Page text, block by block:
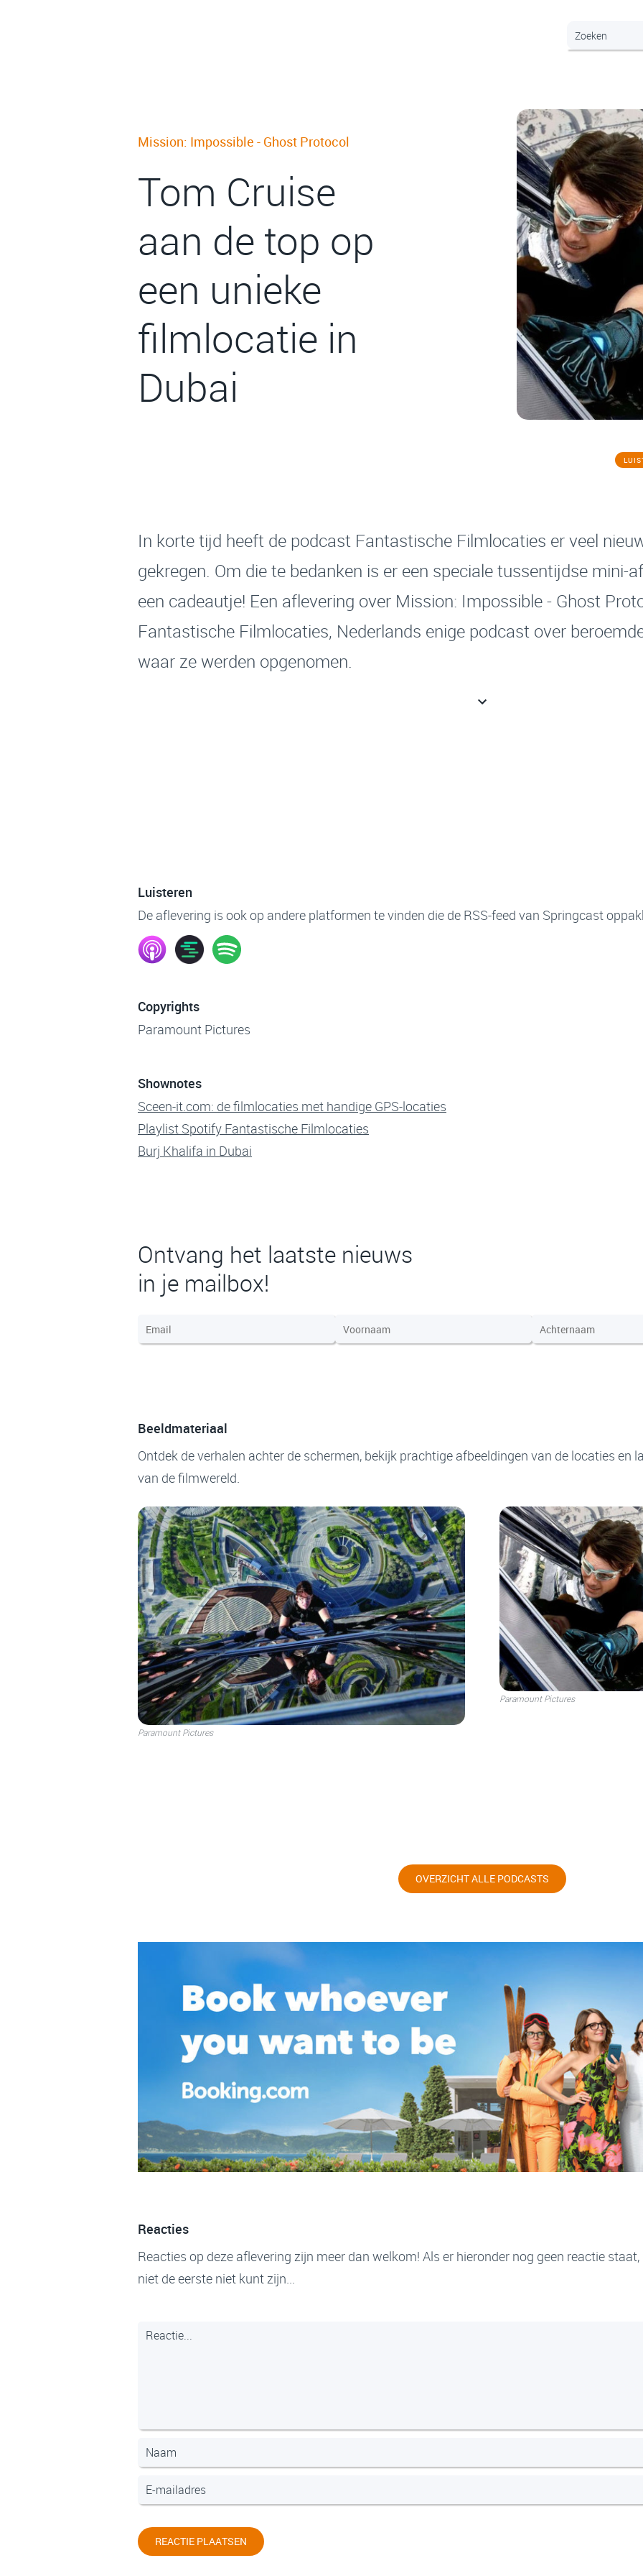
Mission: Impossible - Ghost Protocol
Tom Cruise
aan de top op
een unieke
filmlocatie in
Dubai
In korte tijd heeft de podcast Fantastische Filmlocaties er veel
gekregen. Om die te bedanken is er een speciale tussentijdse mini-
een cadeautje! Een aflevering over Mission: Impossible - Ghost
Fantastische Filmlocaties, Nederlands enige podcast over
waar ze werden opgenomen.
Luisteren
De aflevering is ook op andere platformen te vinden die de RSS-feed van Springcast
Copyrights
Paramount Pictures
Shownotes
Sceen-it.com: de filmlocaties met handige GPS-locaties
Playlist Spotify Fantastische Filmlocaties
Burj Khalifa in Dubai
Ontvang het laatste nieuws
in je mailbox!
Beeldmateriaal
Ontdek de verhalen achter de schermen, bekijk prachtige afbeeldingen van de locaties en
van de filmwereld.
Paramount Pictures
Paramount Pictures
OVERZICHT ALLE PODCASTS
Reacties
Reacties op deze aflevering zijn meer dan welkom! Als er hieronder nog geen reactie
niet de eerste niet kunt zijn...
REACTIE PLAATSEN